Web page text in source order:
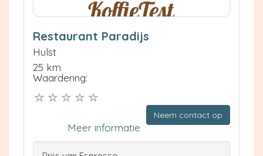
Restaurant Paradijs
Hulst
25 km
Waardering:
Neem contact op
Meer informatie